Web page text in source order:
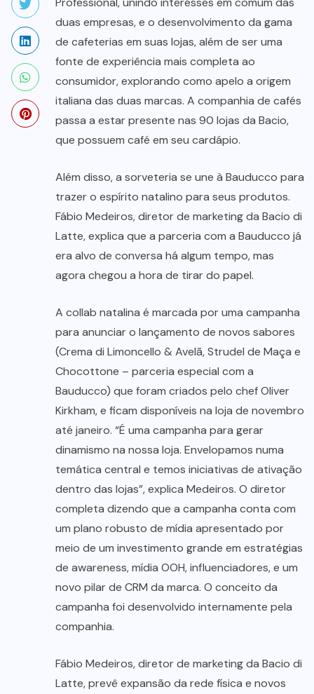
duas empresas, e o desenvolvimento da gama
de cafeterias em suas lojas, além de ser uma
fonte de experiência mais completa ao
consumidor, explorando como apelo a origem
italiana das duas marcas. A companhia de cafés
passa a estar presente nas 90 lojas da Bacio,
que possuem café em seu cardápio.
Além disso, a sorveteria se une à Bauducco para
trazer o espírito natalino para seus produtos.
Fábio Medeiros, diretor de marketing da Bacio di
Latte, explica que a parceria com a Bauducco já
era alvo de conversa há algum tempo, mas
agora chegou a hora de tirar do papel.
A collab natalina é marcada por uma campanha
para anunciar o lançamento de novos sabores
(Crema di Limoncello & Avelã, Strudel de Maça e
Chocottone – parceria especial com a
Bauducco) que foram criados pelo chef Oliver
Kirkham, e ficam disponíveis na loja de novembro
até janeiro. “É uma campanha para gerar
dinamismo na nossa loja. Envelopamos numa
temática central e temos iniciativas de ativação
dentro das lojas”, explica Medeiros. O diretor
completa dizendo que a campanha conta com
um plano robusto de mídia apresentado por
meio de um investimento grande em estratégias
de awareness, mídia OOH, influenciadores, e um
novo pilar de CRM da marca. O conceito da
campanha foi desenvolvido internamente pela
companhia.
Fábio Medeiros, diretor de marketing da Bacio di
Latte, prevê expansão da rede física e novos